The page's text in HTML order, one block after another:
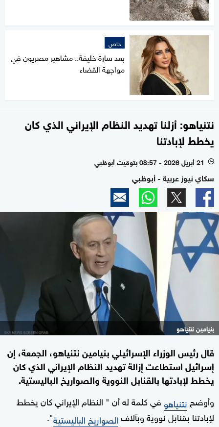
خاص
بعد سارة خليفة.. مشاهير مصريون في
مواجهة القضاء
نتنياهو: أزلنا تهديد النظام الإيراني الذي كان
يخطط لإبادتنا
l 21 أبريل 2026 - 08:57 بتوقيت أبوظبي
سكاي نيوز عربية - أبوظبي
بنيامين نتنياهو
قال رئيس الوزراء الإسرائيلي بنيامين نتنياهو، الجمعة، إن
إسرائيل استطاعت إزالة تهديد النظام الإيراني الذي كان
يخطط لإبادتها بالقنابل النووية والصواريخ الباليستية.
وأوضح نتنياهو في كلمة له أن " النظام الإيراني كان يخطط
لإبادتنا بقنابل نووية وبآلافالصواريخ الباليستية".